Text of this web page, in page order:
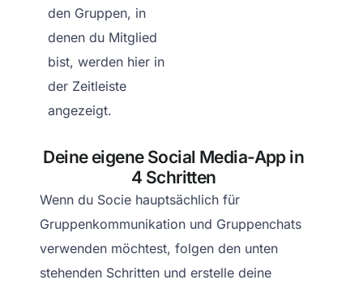
den Gruppen, in
denen du Mitglied
bist, werden hier in
der Zeitleiste
angezeigt.
Deine eigene Social Media-App in
4 Schritten
Wenn du Socie hauptsächlich für
Gruppenkommunikation und Gruppenchats
verwenden möchtest, folgen den unten
stehenden Schritten und erstelle deine